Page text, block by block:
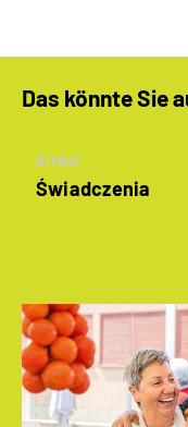
Das könnte Sie
Artikel
Świadczenia